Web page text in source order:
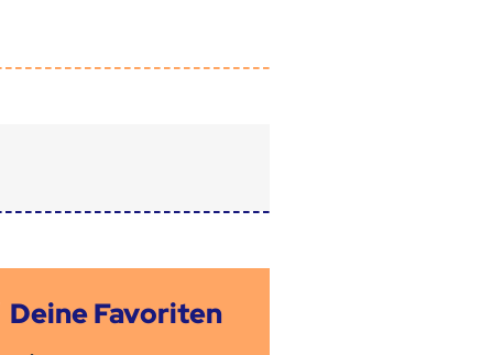
Deine Favoriten